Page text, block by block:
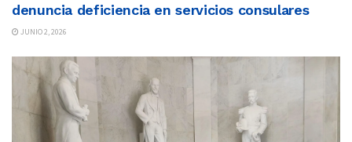
denuncia deficiencia en servicios consulares
JUNIO 2, 2026